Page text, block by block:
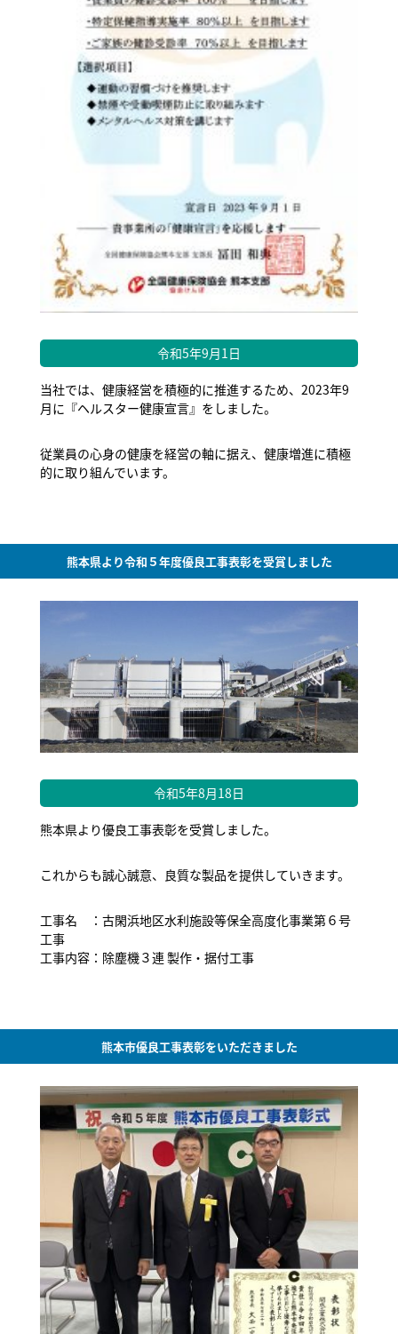
令和5年9月1日
当社では、健康経営を積極的に推進するため、2023年9
月に『ヘルスター健康宣言』をしました。
従業員の心身の健康を経営の軸に据え、健康増進に積極
的に取り組んでいます。
熊本県より令和５年度優良工事表彰を受賞しました
令和5年8月18日
熊本県より優良工事表彰を受賞しました。
これからも誠心誠意、良質な製品を提供していきます。
工事名 ：古閑浜地区水利施設等保全高度化事業第６号
工事
工事内容：除塵機３連 製作・据付工事
熊本市優良工事表彰をいただきました